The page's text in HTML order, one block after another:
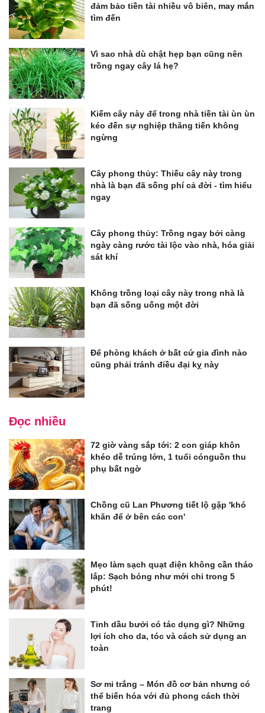
đảm bảo tiền tài nhiều vô biên, may mắn
tìm đến
Vì sao nhà dù chật hẹp bạn cũng nên
trồng ngay cây lá hẹ?
Kiếm cây này để trong nhà tiền tài ùn ùn
kéo đến sự nghiệp thăng tiến không
ngừng
Cây phong thủy: Thiếu cây này trong
nhà là bạn đã sống phí cả đời - tìm hiểu
ngay
Cây phong thủy: Trồng ngay bởi càng
ngày càng rước tài lộc vào nhà, hóa giải
sát khí
Không trồng loại cây này trong nhà là
bạn đã sống uống một đời
Để phòng khách ở bất cứ gia đình nào
cũng phải tránh điều đại kỵ này
Đọc nhiều
72 giờ vàng sắp tới: 2 con giáp khôn
khéo dễ trúng lớn, 1 tuổi cónguồn thu
phụ bất ngờ
Chồng cũ Lan Phương tiết lộ gặp 'khó
khăn để ở bên các con'
Mẹo làm sạch quạt điện không cần tháo
lắp: Sạch bóng như mới chỉ trong 5
phút!
Tinh dầu bưởi có tác dụng gì? Những
lợi ích cho da, tóc và cách sử dụng an
toàn
Sơ mi trắng – Món đồ cơ bản nhưng có
thể biến hóa với đủ phong cách thời
trang